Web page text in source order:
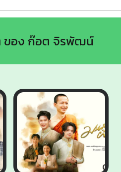
ของ ก๊อต จิรพัฒน์